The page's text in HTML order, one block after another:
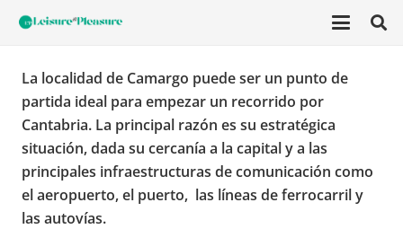
La localidad de Camargo puede ser un punto de
partida ideal para empezar un recorrido por
Cantabria. La principal razón es su estratégica
situación, dada su cercanía a la capital y a las
principales infraestructuras de comunicación como
el aeropuerto, el puerto, las líneas de ferrocarril y
las autovías.